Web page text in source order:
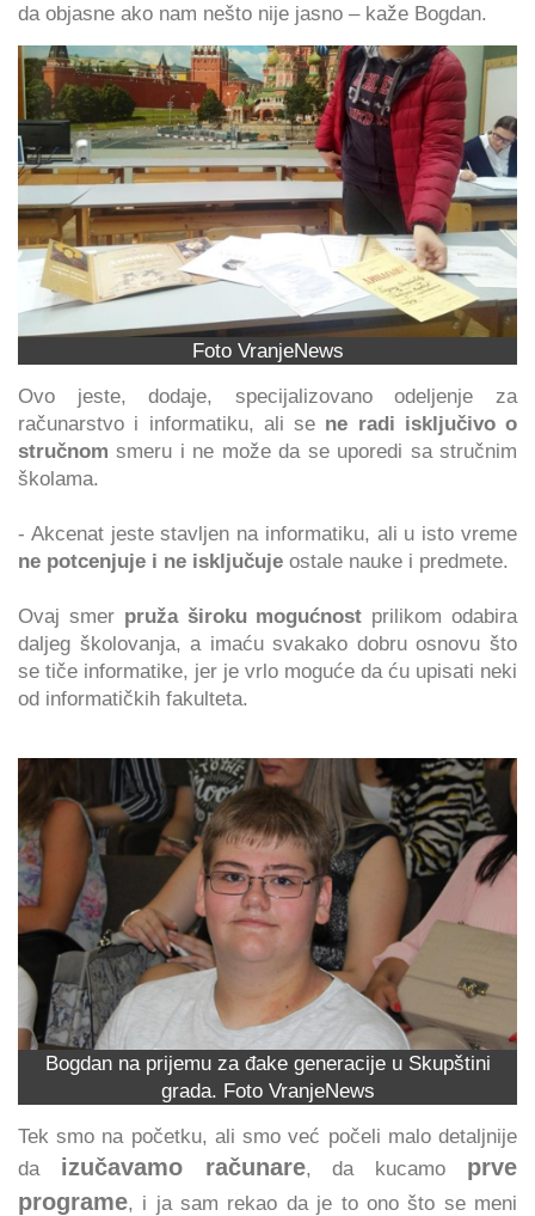
da objasne ako nam nešto nije jasno – kaže Bogdan.
Foto VranjeNews
Ovo jeste, dodaje, specijalizovano odeljenje za
računarstvo i informatiku, ali se ne radi isključivo o
stručnom smeru i ne može da se uporedi sa stručnim
školama.
- Akcenat jeste stavljen na informatiku, ali u isto vreme
ne potcenjuje i ne isključuje ostale nauke i predmete.
Ovaj smer pruža široku mogućnost prilikom odabira
daljeg školovanja, a imaću svakako dobru osnovu što
se tiče informatike, jer je vrlo moguće da ću upisati neki
od informatičkih fakulteta.
Bogdan na prijemu za đake generacije u Skupštini
grada. Foto VranjeNews
Tek smo na početku, ali smo već počeli malo detaljnije
da
izučavamo računare, da kucamoprve
programe, i ja sam rekao da je to ono što se meni